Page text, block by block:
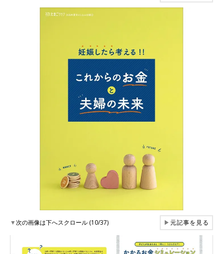
▼次の画像は下へスクロール (10/37) ▶元記事を見る